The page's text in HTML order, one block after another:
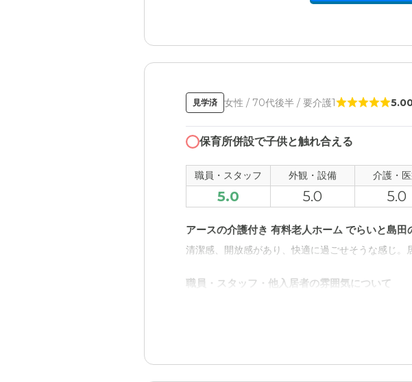
見学済 女性 / 70代後半 / 要介護1
保育所併設で子供と触れ合える
職員・スタッフ 外観・設備 介護・
5.0 5.0 5.0
アースの介護付き 有料老人ホーム でらいと島田
清潔感、開放感があり、快適に過ごせそうな感じ。
職員・スタッフ・他入居者の雰囲気について